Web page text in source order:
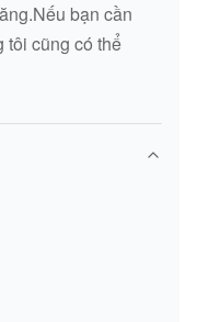
bạn cần
tôi cũng có thể